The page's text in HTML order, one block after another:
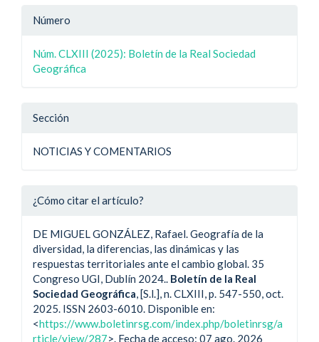
del
Detalle
artículo
Número
Núm. CLXIII (2025): Boletín de la Real Sociedad
Geográfica
Sección
NOTICIAS Y COMENTARIOS
¿Cómo citar el artículo?
DE MIGUEL GONZÁLEZ, Rafael. Geografía de la
diversidad, la diferencias, las dinámicas y las
respuestas territoriales ante el cambio global. 35
Congreso UGI, Dublín 2024.. Boletín de la Real
Sociedad Geográfica , [S.l.], n. CLXIII, p. 547-550, oct.
2025. ISSN 2603-6010. Disponible en:
<https://www.boletinrsg.com/index.php/boletinrsg/a
rticle/view/287>. Fecha de acceso: 07 ago. 2026